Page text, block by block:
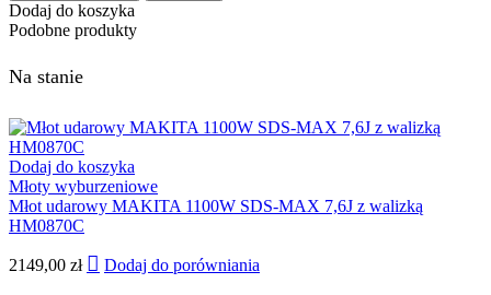
Dodaj do koszyka
Podobne produkty
Na stanie
Dodaj do koszyka
Młoty wyburzeniowe
Młot udarowy MAKITA 1100W SDS-MAX 7,6J z walizką
HM0870C
2149,00 zł Dodaj do porówniania